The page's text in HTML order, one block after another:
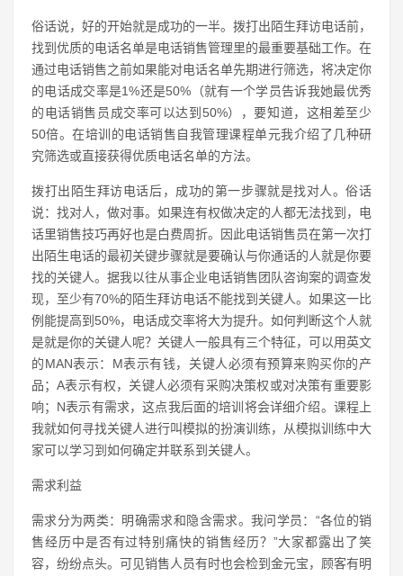
俗话说，好的开始就是成功的一半。拨打出陌生拜访电话前，
找到优质的电话名单是电话销售管理里的最重要基础工作。在
通过电话销售之前如果能对电话名单先期进行筛选，将决定你
的电话成交率是1%还是50%（就有一个学员告诉我她最优秀
的电话销售员成交率可以达到50%），要知道，这相差至少
50倍。在培训的电话销售自我管理课程单元我介绍了几种研
究筛选或直接获得优质电话名单的方法。
拨打出陌生拜访电话后，成功的第一步骤就是找对人。俗话
说：找对人，做对事。如果连有权做决定的人都无法找到，电
话里销售技巧再好也是白费周折。因此电话销售员在第一次打
出陌生电话的最初关键步骤就是要确认与你通话的人就是你要
找的关键人。据我以往从事企业电话销售团队咨询案的调查发
现，至少有70%的陌生拜访电话不能找到关键人。如果这一比
例能提高到50%，电话成交率将大为提升。如何判断这个人就
是就是你的关键人呢？关键人一般具有三个特征，可以用英文
的MAN表示：M表示有钱，关键人必须有预算来购买你的产
品；A表示有权，关键人必须有采购决策权或对决策有重要影
响；N表示有需求，这点我后面的培训将会详细介绍。课程上
我就如何寻找关键人进行叫模拟的扮演训练，从模拟训练中大
家可以学习到如何确定并联系到关键人。
需求利益
需求分为两类：明确需求和隐含需求。我问学员：“各位的销
售经历中是否有过特别痛快的销售经历？”大家都露出了笑
容，纷纷点头。可见销售人员有时也会检到金元宝，顾客有明